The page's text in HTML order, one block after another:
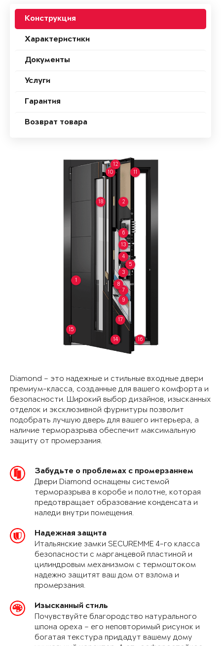
Конструкция
Характеристики
Документы
Услуги
Гарантия
Возврат товара
1
2
3
4
5
6
7
8
9
10 11
12
13
14
15
16
17
18
Diamond – это надежные и стильные входные двери
премиум-класса, созданные для вашего комфорта и
безопасности. Широкий выбор дизайнов, изысканных
отделок и эксклюзивной фурнитуры позволит
подобрать лучшую дверь для вашего интерьера, а
наличие терморазрыва обеспечит максимальную
защиту от промерзания.
Забудьте о проблемах с промерзанием
Двери Diamond оснащены системой
терморазрыва в коробе и полотне, которая
предотвращает образование конденсата и
наледи внутри помещения.
Надежная защита
Итальянские замки SECUREMME 4-го класса
безопасности с марганцевой пластиной и
цилиндровым механизмом с термоштоком
надежно защитят ваш дом от взлома и
промерзания.
Изысканный стиль
Почувствуйте благородство натурального
шпона ореха – его неповторимый рисунок и
богатая текстура придадут вашему дому